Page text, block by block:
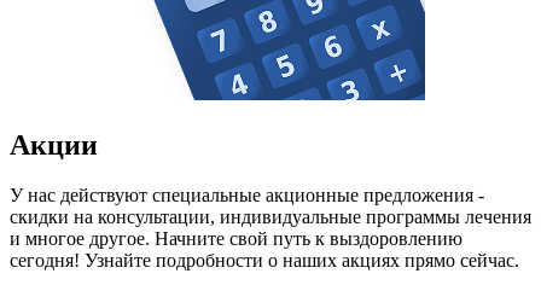
Акции
У нас действуют специальные акционные предложения -
скидки на консультации, индивидуальные программы лечения
и многое другое. Начните свой путь к выздоровлению
сегодня! Узнайте подробности о наших акциях прямо сейчас.